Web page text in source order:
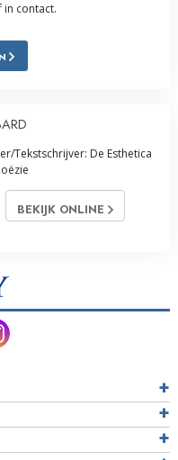
in contact.
Tekstschrijver: De Esthetica
BEKIJK ONLINE